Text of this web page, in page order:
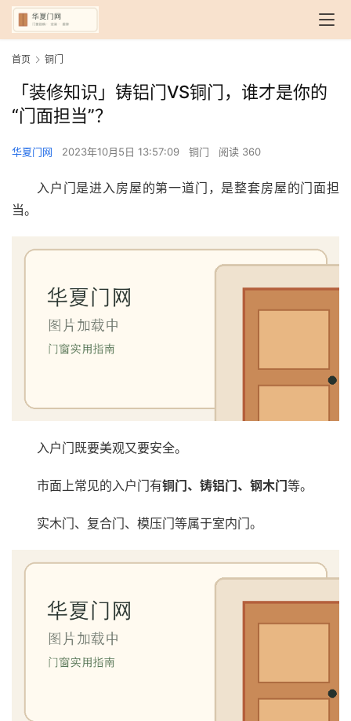
首页 铜门
「装修知识」铸铝门VS铜门，谁才是你的
“门面担当”？
华夏门网 2023年10月5日 13:57:09 铜门 阅读 360
入户门是进入房屋的第一道门，是整套房屋的门面担
当。
入户门既要美观又要安全。
市面上常见的入户门有铜门、铸铝门、钢木门等。
实木门、复合门、模压门等属于室内门。